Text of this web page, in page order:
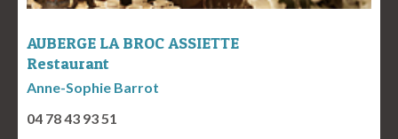
AUBERGE LA BROC ASSIETTE
Restaurant
Anne-Sophie Barrot
04 78 43 93 51